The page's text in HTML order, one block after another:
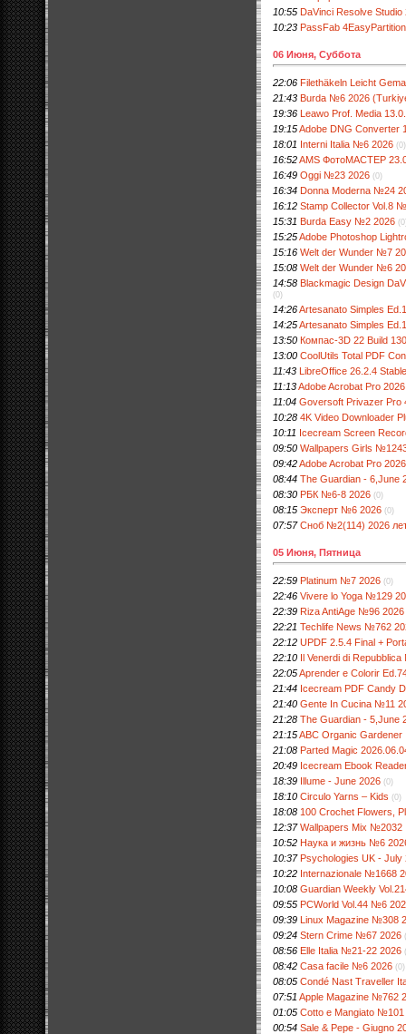
10:55 DaVinci Resolve
10:23 PassFab
06 Июня, Суббота
22:06 Filethäkeln Leicht
21:43 Burda №6 2026
19:36 Leawo Prof. Media
19:15Adobe DNG Converter
18:01 Interni Italia №6 2026 (0)
16:52AMS ФотоМАСТЕР
16:49 Oggi №23 2026 (0)
16:34 Donna Moderna №24
16:12 Stamp Collector Vol.8
15:31 Burda Easy №2 2026
15:25Adobe Photoshop
15:16 Welt der Wunder №7
15:08 Welt der Wunder №6
14:58 Blackmagic Design
(0)
14:26Artesanato Simples
14:25Artesanato Simples
13:50 Компас-3D 22 Build
13:00 CoolUtils Total PDF
11:43 LibreOffice 26.2.4
11:13Adobe Acrobat Pro
11:04 Goversoft Privazer Pro
10:28 4K Video Downloader
10:11 Icecream Screen
09:50 Wallpapers Girls
09:42Adobe Acrobat Pro
08:44 The Guardian - 6,June
08:30 РБК №6-8 2026 (0)
08:15 Эксперт №6 2026 (0)
07:57 Сноб №2(114) 2026
05 Июня, Пятница
22:59 Platinum №7 2026 (0)
22:46 Vivere lo Yoga №129
22:39 Riza AntiAge №96 2026
22:21 Techlife News №762
22:12 UPDF 2.5.4 Final +
22:10 Il Venerdi di
22:05Aprender e Colorir
21:44 Icecream PDF Candy
21:40 Gente In Cucina №11
21:28 The Guardian - 5,June
21:15ABC Organic
21:08 Parted Magic
20:49 Icecream Ebook
18:39 Illume - June 2026 (0)
18:10 Circulo Yarns – Kids (0)
18:08 100 Сrochet Flowers,
12:37 Wallpapers Mix №2032
10:52 Наука и жизнь №6
10:37 Psychologies UK - July
10:22 Internazionale №1668
10:08 Guardian Weekly
09:55 PCWorld Vol.44 №6
09:39 Linux Magazine №308
09:24 Stern Crime №67 2026
08:56 Elle Italia №21-22 2026
08:42 Casa facile №6 2026 (0)
08:05 Condé Nast Traveller
07:51 Apple Magazine №762
01:05 Cotto e Mangiato №101
00:54 Sale & Pepe - Giugno